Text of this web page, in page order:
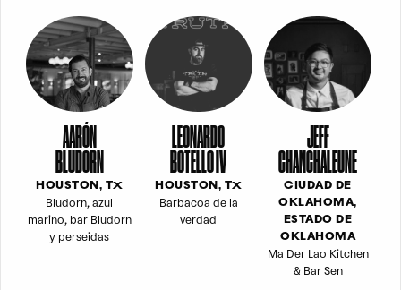
AARÓN
BLUDORN
HOUSTON, TX
Bludorn, azul
marino, bar Bludorn
y perseidas
LEONARDO
BOTELLO IV
HOUSTON, TX
Barbacoa de la
verdad
JEFF
CHANCHALEUNE
CIUDAD DE
OKLAHOMA,
ESTADO DE
OKLAHOMA
Ma Der Lao Kitchen
& Bar Sen